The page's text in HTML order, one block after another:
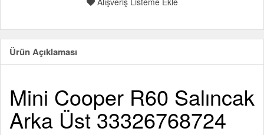
Ürün Açıklaması
Mini Cooper R60 Salıncak
Arka Üst 33326768724